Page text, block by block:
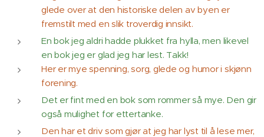
glede over at den historiske delen av byen er
fremstilt med en slik troverdig innsikt.
En bok jeg aldri hadde plukket fra hylla, men likevel
en bok jeg er glad jeg har lest. Takk!
Her er mye spenning, sorg, glede og humor i skjønn
forening.
Det er fint med en bok som rommer så mye. Den gir
også mulighet for ettertanke.
Den har et driv som gjør at jeg har lyst til å lese mer,